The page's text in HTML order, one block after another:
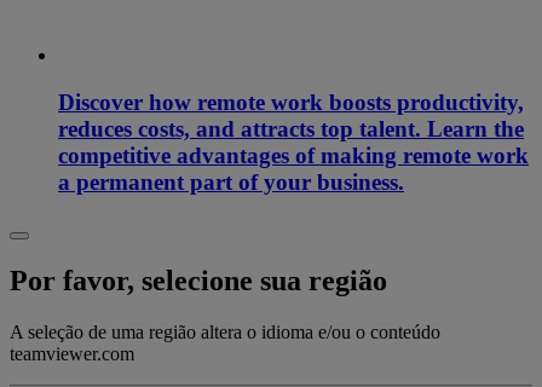
Discover how remote work boosts productivity,
reduces costs, and attracts top talent. Learn the
competitive advantages of making remote work
a permanent part of your business.
Por favor, selecione sua região
A seleção de uma região altera o idioma e/ou o conteúdo
teamviewer.com